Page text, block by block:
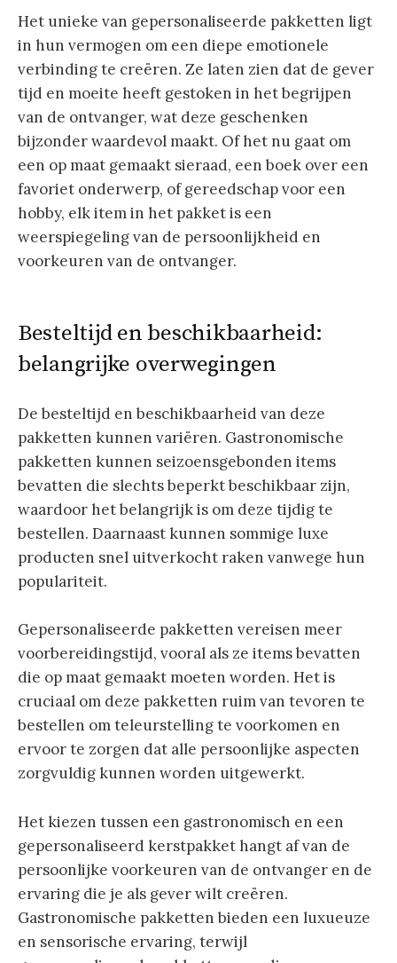
Het unieke van gepersonaliseerde pakketten ligt
in hun vermogen om een diepe emotionele
verbinding te creëren. Ze laten zien dat de gever
tijd en moeite heeft gestoken in het begrijpen
van de ontvanger, wat deze geschenken
bijzonder waardevol maakt. Of het nu gaat om
een op maat gemaakt sieraad, een boek over een
favoriet onderwerp, of gereedschap voor een
hobby, elk item in het pakket is een
weerspiegeling van de persoonlijkheid en
voorkeuren van de ontvanger.
Besteltijd en beschikbaarheid:
belangrijke overwegingen
De besteltijd en beschikbaarheid van deze
pakketten kunnen variëren. Gastronomische
pakketten kunnen seizoensgebonden items
bevatten die slechts beperkt beschikbaar zijn,
waardoor het belangrijk is om deze tijdig te
bestellen. Daarnaast kunnen sommige luxe
producten snel uitverkocht raken vanwege hun
populariteit.
Gepersonaliseerde pakketten vereisen meer
voorbereidingstijd, vooral als ze items bevatten
die op maat gemaakt moeten worden. Het is
cruciaal om deze pakketten ruim van tevoren te
bestellen om teleurstelling te voorkomen en
ervoor te zorgen dat alle persoonlijke aspecten
zorgvuldig kunnen worden uitgewerkt.
Het kiezen tussen een gastronomisch en een
gepersonaliseerd kerstpakket hangt af van de
persoonlijke voorkeuren van de ontvanger en de
ervaring die je als gever wilt creëren.
Gastronomische pakketten bieden een luxueuze
en sensorische ervaring, terwijl